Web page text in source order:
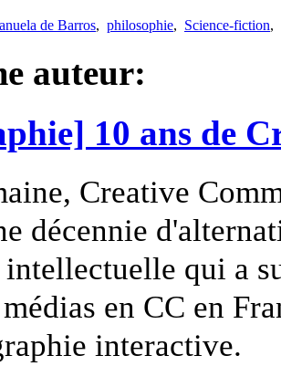
de Barros, philosophie, Science-fiction,
auteur:
10 ans de
Creative
décennie
qui a
en CC en
interactive.